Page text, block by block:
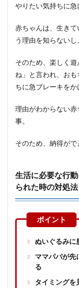
やりたい気持ちに急
赤ちゃんは、生き
う理由を知らないし
そのため、楽しく
ね」と言われ、お
ちに急ブレーキをか
理由がわからない
事。
そのため、納得がで
生活に必要な行
られた時の対処法
ぬいぐるみに
ママパパが先
る
タイミングを